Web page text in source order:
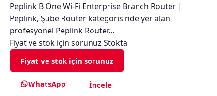
Peplink B One Wi-Fi Enterprise Branch Router |
Peplink, Şube Router kategorisinde yer alan
profesyonel Peplink Router...
Fiyat ve stok için sorunuz Stokta
Fiyat ve stok için sorunuz
WhatsApp İncele